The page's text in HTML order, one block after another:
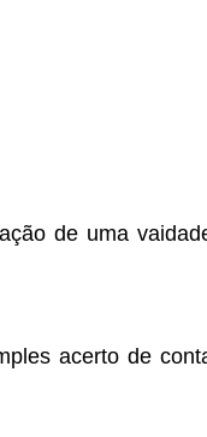
de uma
acerto de